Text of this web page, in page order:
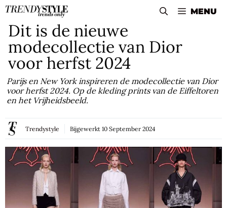
Skip
content
MENU
Dit is de nieuwe
modecollectie van Dior
voor herfst 2024
Parijs en New York inspireren de modecollectie van Dior
voor herfst 2024. Op de kleding prints van de Eiffeltoren
en het Vrijheidsbeeld.
Trendystyle Bijgewerkt 10 September 2024